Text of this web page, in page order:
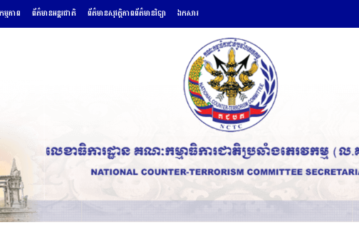
មភាព ព័ត៌មានអន្តរជាតិ ព័ត៌មានសុវត្ថិភាពព័ត៌មានវិទ្យា ឯកសារ